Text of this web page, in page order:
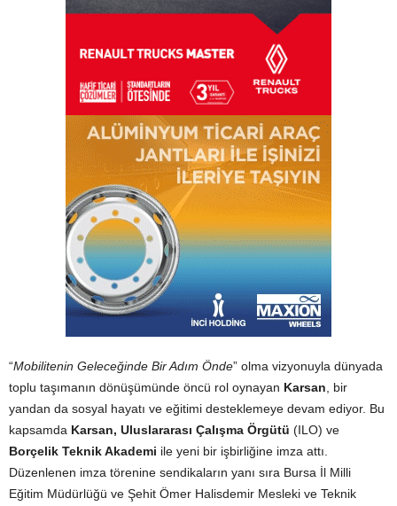
“Mobilitenin Geleceğinde Bir Adım Önde” olma vizyonuyla dünyada
toplu taşımanın dönüşümünde öncü rol oynayan Karsan , bir
yandan da sosyal hayatı ve eğitimi desteklemeye devam ediyor. Bu
kapsamda Karsan, Uluslararası Çalışma Örgütü (ILO) ve
Borçelik Teknik Akademi ile yeni bir işbirliğine imza attı.
Düzenlenen imza törenine sendikaların yanı sıra Bursa İl Milli
Eğitim Müdürlüğü ve Şehit Ömer Halisdemir Mesleki ve Teknik